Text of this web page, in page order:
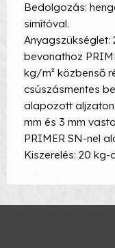
Bedolgozás:
simítóval.
Anyagszükséglet:
bevonathoz
kg/m² közbenső
csúszásmentes
alapozott
mm és 3 mm
PRIMER SN-nel
Kiszerelés: 20